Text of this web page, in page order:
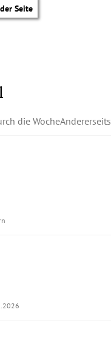
Seite
die WocheAndererseits